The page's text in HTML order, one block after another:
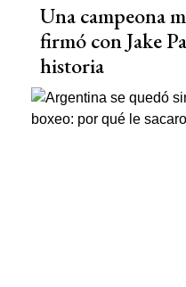
Una campeona
firmó con Jake
historia